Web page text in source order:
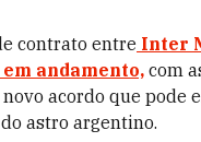
contrato entre Inter
em andamento, com
acordo que pode
astro argentino.